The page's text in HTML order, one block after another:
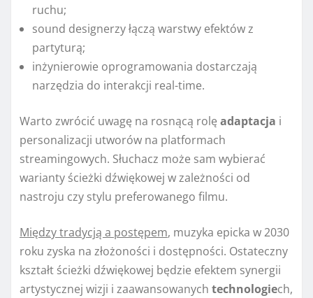
ruchu;
sound designerzy łączą warstwy efektów z
partyturą;
inżynierowie oprogramowania dostarczają
narzędzia do interakcji real-time.
Warto zwrócić uwagę na rosnącą rolę adaptacja i
personalizacji utworów na platformach
streamingowych. Słuchacz może sam wybierać
warianty ścieżki dźwiękowej w zależności od
nastroju czy stylu preferowanego filmu.
Między tradycją a postępem, muzyka epicka w 2030
roku zyska na złożoności i dostępności. Ostateczny
kształt ścieżki dźwiękowej będzie efektem synergii
artystycznej wizji i zaawansowanych technologiech,